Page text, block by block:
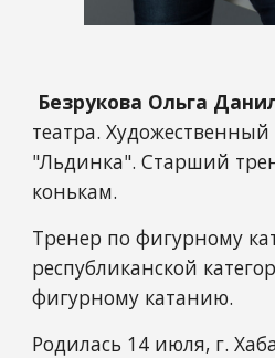
Безрукова Ольга
театра.
"Льдинка". Старший
конькам.
Тренер по фигурному
республиканской
фигурному катанию.
Родилась 14 июля, г.